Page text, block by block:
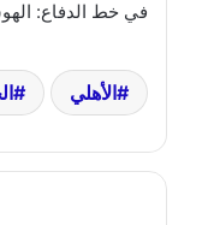
في خط الدفاع:
الأهلي